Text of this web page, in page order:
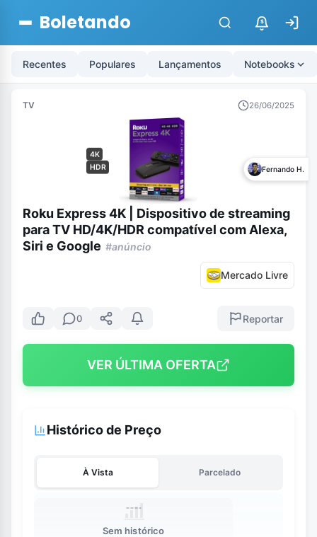
Boletando $
Recentes Populares Lançamentos Notebooks
TV 26/06/2025
4K
HDR
Fernando H.
Roku Express 4K | Dispositivo de streaming
para TV HD/4K/HDR compatível com Alexa,
Siri e Google #anúncio
Mercado Livre
0 Reportar
VER ÚLTIMA OFERTA
Histórico de Preço
À Vista Parcelado
Sem histórico